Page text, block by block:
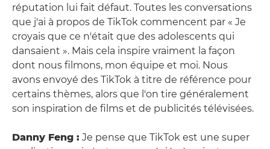
réputation lui fait défaut. Toutes les conversations
que j'ai à propos de TikTok commencent par « Je
croyais que ce n'était que des adolescents qui
dansaient ». Mais cela inspire vraiment la façon
dont nous filmons, mon équipe et moi. Nous
avons envoyé des TikTok à titre de référence pour
certains thèmes, alors que l'on tire généralement
son inspiration de films et de publicités télévisées.
Danny Feng : Je pense que TikTok est une super